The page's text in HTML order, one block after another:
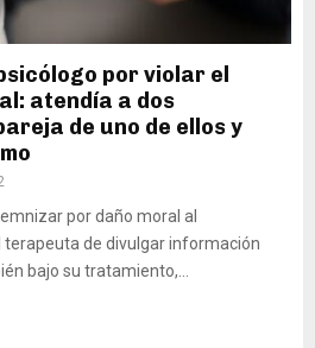
por violar el
atendía a dos
de uno de ellos y
por daño moral al
terapeuta de divulgar información
bajo su tratamiento,...